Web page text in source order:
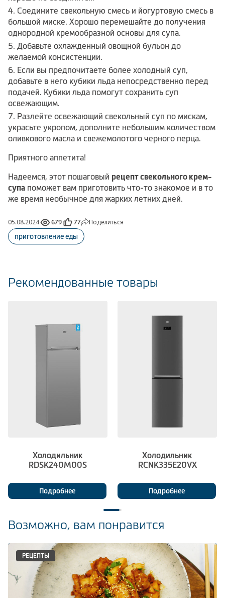
Соедините свекольную смесь и йогуртовую смесь в
большой миске. Хорошо перемешайте до получения
однородной кремообразной основы для супа.
Добавьте охлажденный овощной бульон до
желаемой консистенции.
Если вы предпочитаете более холодный суп,
добавьте в него кубики льда непосредственно перед
подачей. Кубики льда помогут сохранить суп
освежающим.
Разлейте освежающий свекольный суп по мискам,
украсьте укропом, дополните небольшим количеством
оливкового масла и свежемолотого черного перца.
Приятного аппетита!
Надеемся, этот пошаговый рецепт свекольного крем-
супа поможет вам приготовить что-то знакомое и в то
же время необычное для жарких летних дней.
05.08.2024 679 77 Поделиться
приготовление еды
Рекомендованные товары
Холодильник
RDSK240M00S
Подробнее
Холодильник
RCNK335E20VX
Подробнее
Возможно, вам понравится
РЕЦЕПТЫ